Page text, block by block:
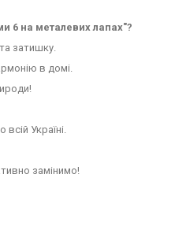
6 на металевих лапах"?
затишку.
в домі.
Україні.
замінимо!